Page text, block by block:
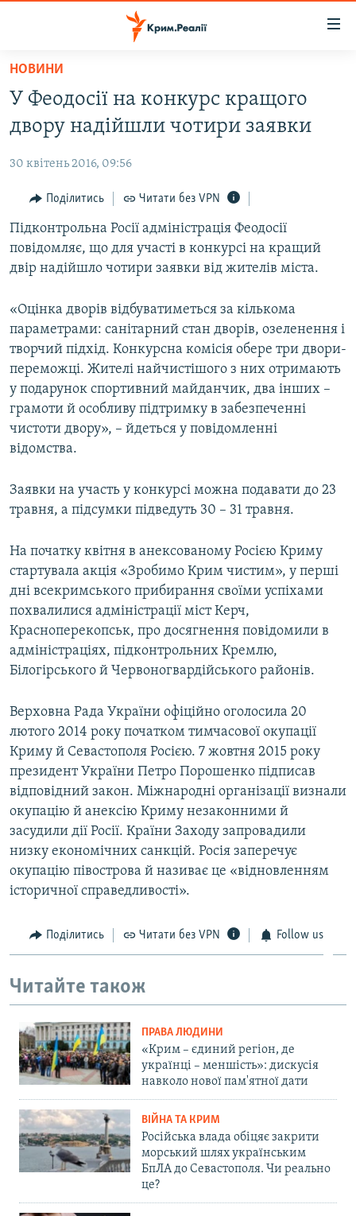
Перейти
основного
матеріалу
Перейти
до
навігації
Перейти
до
пошуку
ВОДА.КРИМ
ВІДЕО ТА ФОТО
ПОЛІТИКА
БЛОГИ
ПОГЛЯД
ІНТЕРВ'Ю
СПЕЦПРОЕКТИ
ДЕПОРТАЦІЯ
ВІДЕОУРОКИ «ELIFBE»
СВІДЧЕННЯ ОКУПАЦІЇ
УКРАЇНСЬКА ПРОБЛЕМА КРИМУ
ЯК ОБІЙТИ БЛОКУВАННЯ
Русский
Qırımtatar
ДОЛУЧАЙСЯ!
НОВИНИ
У Феодосії на конкурс кращого
двору надійшли чотири заявки
30 квітень 2016, 09:56
Поділитись Читати без VPN
Підконтрольна Росії адміністрація Феодосії
повідомляє, що для участі в конкурсі на кращий
двір надійшло чотири заявки від жителів міста.
«Оцінка дворів відбуватиметься за кількома
параметрами: санітарний стан дворів, озеленення і
творчий підхід. Конкурсна комісія обере три двори-
переможці. Жителі найчистішого з них отримають
у подарунок спортивний майданчик, два інших –
грамоти й особливу підтримку в забезпеченні
чистоти двору», – йдеться у повідомленні
відомства.
Заявки на участь у конкурсі можна подавати до 23
травня, а підсумки підведуть 30 – ​31 травня.
На початку квітня в анексованому Росією Криму
стартувала акція «Зробимо Крим чистим», у перші
дні всекримського прибирання своїми успіхами
похвалилися адміністрації міст Керч,
Красноперекопськ, про досягнення повідомили в
адміністраціях, підконтрольних Кремлю,
Білогірського й Червоногвардійського районів.
Верховна Рада України офіційно оголосила 20
лютого 2014 року початком тимчасової окупації
Криму й Севастополя Росією. 7 жовтня 2015 року
президент України Петро Порошенко підписав
відповідний закон. Міжнародні організації визнали
окупацію й анексію Криму незаконними й
засудили дії Росії. Країни Заходу запровадили
низку економічних санкцій. Росія заперечує
окупацію півострова й називає це «відновленням
історичної справедливості».
Поділитись Читати без VPN Follow us
Читайте також
ПРАВА ЛЮДИНИ
«Крим – єдиний регіон, де
українці – меншість»: дискусія
навколо нової пам'ятної дати
ВІЙНА ТА КРИМ
Російська влада обіцяє закрити
морський шлях українським
БпЛА до Севастополя. Чи реально
це?